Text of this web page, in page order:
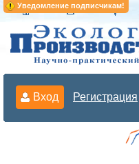
Уведомление подписчикам!
Вход Регистрация